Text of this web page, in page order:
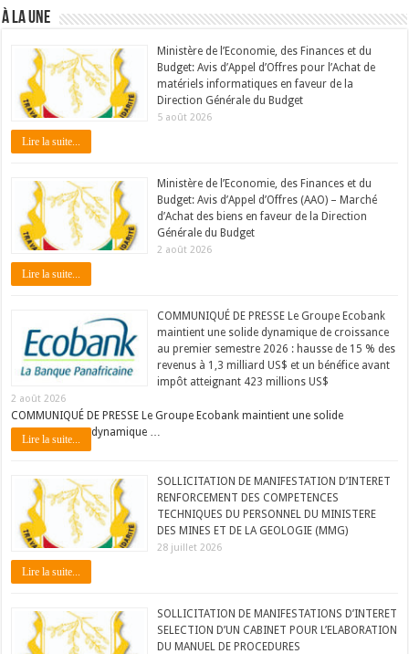
À LA UNE
Ministère de l’Economie, des Finances et du
Budget: Avis d’Appel d’Offres pour l’Achat de
matériels informatiques en faveur de la
Direction Générale du Budget
5 août 2026
Lire la suite...
Ministère de l’Economie, des Finances et du
Budget: Avis d’Appel d’Offres (AAO) – Marché
d’Achat des biens en faveur de la Direction
Générale du Budget
2 août 2026
Lire la suite...
COMMUNIQUÉ DE PRESSE Le Groupe Ecobank
maintient une solide dynamique de croissance
au premier semestre 2026 : hausse de 15 % des
revenus à 1,3 milliard US$ et un bénéfice avant
impôt atteignant 423 millions US$
2 août 2026
COMMUNIQUÉ DE PRESSE Le Groupe Ecobank maintient une solide
dynamique …
Lire la suite...
SOLLICITATION DE MANIFESTATION D’INTERET
RENFORCEMENT DES COMPETENCES
TECHNIQUES DU PERSONNEL DU MINISTERE
DES MINES ET DE LA GEOLOGIE (MMG)
28 juillet 2026
Lire la suite...
SOLLICITATION DE MANIFESTATIONS D’INTERET
SELECTION D’UN CABINET POUR L’ELABORATION
DU MANUEL DE PROCEDURES